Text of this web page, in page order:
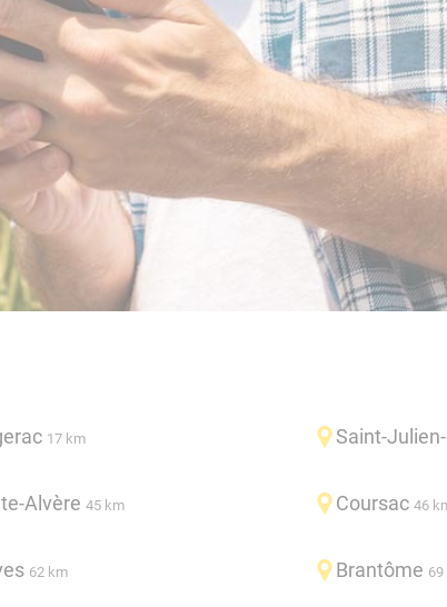
17 km Saint-
Alvère 45 km Coursac 46
62 km Brantôme